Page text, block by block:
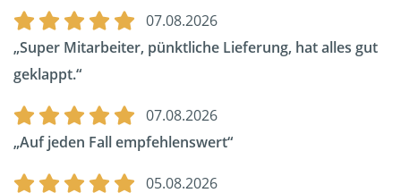
07.08.2026
Super Mitarbeiter, pünktliche Lieferung, hat alles gut
geklappt.
07.08.2026
Auf jeden Fall empfehlenswert
05.08.2026